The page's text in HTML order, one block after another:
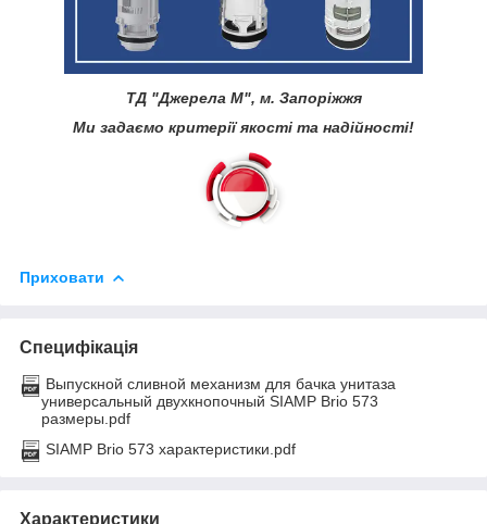
ТД "Джерела М", м. Запоріжжя
Ми задаємо критерії якості та надійності!
Приховати
Специфікація
Выпускной сливной механизм для бачка унитаза
универсальный двухкнопочный SIAMP Brio 573
размеры.pdf
SIAMP Brio 573 характеристики.pdf
Характеристики